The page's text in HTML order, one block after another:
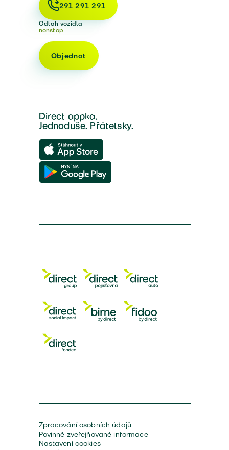
291 291 291
Odtah vozidla
nonstop
Objednat
Direct appka.
Jednoduše. Přátelsky.
Zpracování osobních údajů
Povinně zveřejňované informace
Nastavení cookies